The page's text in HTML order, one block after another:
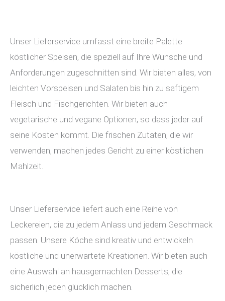
Unser Lieferservice umfasst eine breite Palette
köstlicher Speisen, die speziell auf Ihre Wünsche und
Anforderungen zugeschnitten sind. Wir bieten alles, von
leichten Vorspeisen und Salaten bis hin zu saftigem
Fleisch und Fischgerichten. Wir bieten auch
vegetarische und vegane Optionen, so dass jeder auf
seine Kosten kommt. Die frischen Zutaten, die wir
verwenden, machen jedes Gericht zu einer köstlichen
Mahlzeit.
Unser Lieferservice liefert auch eine Reihe von
Leckereien, die zu jedem Anlass und jedem Geschmack
passen. Unsere Köche sind kreativ und entwickeln
köstliche und unerwartete Kreationen. Wir bieten auch
eine Auswahl an hausgemachten Desserts, die
sicherlich jeden glücklich machen.